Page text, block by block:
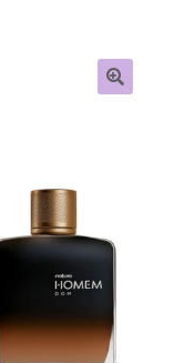
el
menú